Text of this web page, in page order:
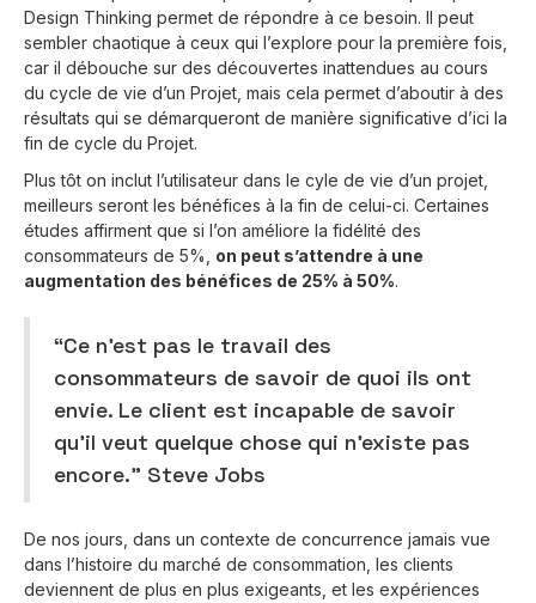
Design Thinking permet de répondre à ce besoin. Il peut
sembler chaotique à ceux qui l’explore pour la première fois,
car il débouche sur des découvertes inattendues au cours
du cycle de vie d’un Projet, mais cela permet d’aboutir à des
résultats qui se démarqueront de manière significative d’ici la
fin de cycle du Projet.
Plus tôt on inclut l’utilisateur dans le cyle de vie d’un projet,
meilleurs seront les bénéfices à la fin de celui-ci. Certaines
études affirment que si l’on améliore la fidélité des
consommateurs de 5%, on peut s’attendre à une
augmentation des bénéfices de 25% à 50%.
“Ce n’est pas le travail des
consommateurs de savoir de quoi ils ont
envie. Le client est incapable de savoir
qu’il veut quelque chose qui n’existe pas
encore.” Steve Jobs
De nos jours, dans un contexte de concurrence jamais vue
dans l’histoire du marché de consommation, les clients
deviennent de plus en plus exigeants, et les expériences